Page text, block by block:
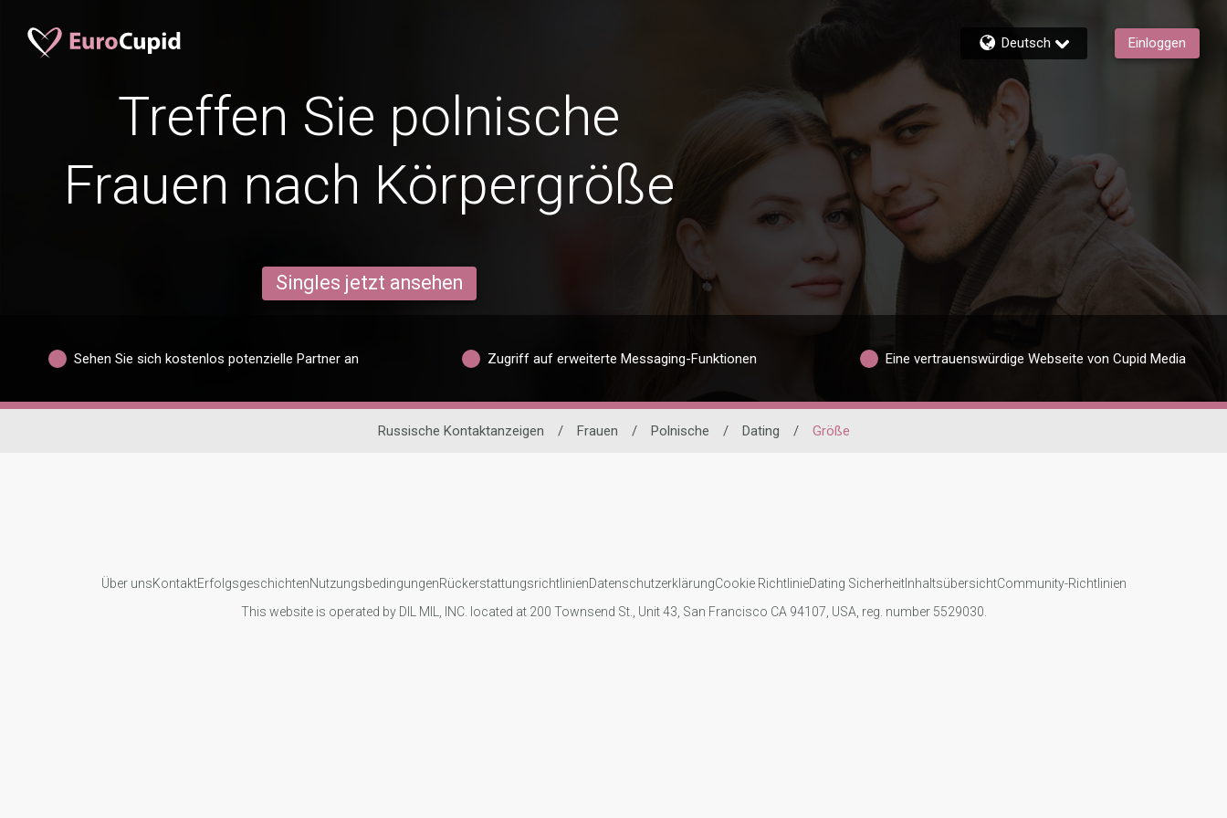
Deutsch Einloggen
Treffen Sie polnische
Frauen nach Körpergröße
Singles jetzt ansehen
Sehen Sie sich kostenlos potenzielle Partner an Zugriff auf erweiterte Messaging-Funktionen Eine vertrauenswürdige Webseite von Cupid Media
Russische Kontaktanzeigen / Frauen / Polnische / Dating / Größe
Über unsKontaktErfolgsgeschichtenNutzungsbedingungenRückerstattungsrichtlinienDatenschutzerklärungCookie RichtlinieDating SicherheitInhaltsübersichtCommunity-Richtlinien
This website is operated by DIL MIL, INC. located at 200 Townsend St., Unit 43, San Francisco CA 94107, USA, reg. number 5529030.